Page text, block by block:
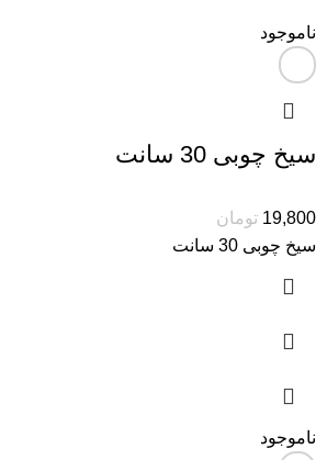
ناموجود
سیخ چوبی 30 سانت
19,800 تومان
سیخ چوبی 30 سانت
ناموجود